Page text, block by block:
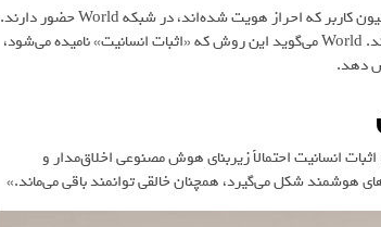
در شبکه اجتماعی ایکس منتشر شده است، 10 میلیون کاربر که احراز هویت شده‌اند، در شبکه World حضور دارند.
این شرکت از گوی‌های خاصی برای اسکن چشم کاربران استفاده می‌کند تا هویت آنها را تأیید کند. World می‌گوید این روش که «اثبات انسانیت» نامیده می‌شود،
دهد.
انسانیت احتمالاً زیربنای هوش مصنوعی اخلاق‌مدار و
هوشمند شکل می‌گیرد، همچنان خالقی توانمند باقی می‌ماند.»